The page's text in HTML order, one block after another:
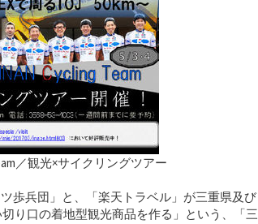
／観光×サイクリングツアー
歩兵団」と、「楽天トラベル」が三重県及び
り口の着地型観光商品を作る」という、「三